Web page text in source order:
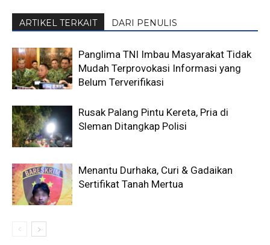
ARTIKEL TERKAIT DARI PENULIS
Panglima TNI Imbau Masyarakat Tidak
Mudah Terprovokasi Informasi yang
Belum Terverifikasi
Rusak Palang Pintu Kereta, Pria di
Sleman Ditangkap Polisi
Menantu Durhaka, Curi & Gadaikan
Sertifikat Tanah Mertua